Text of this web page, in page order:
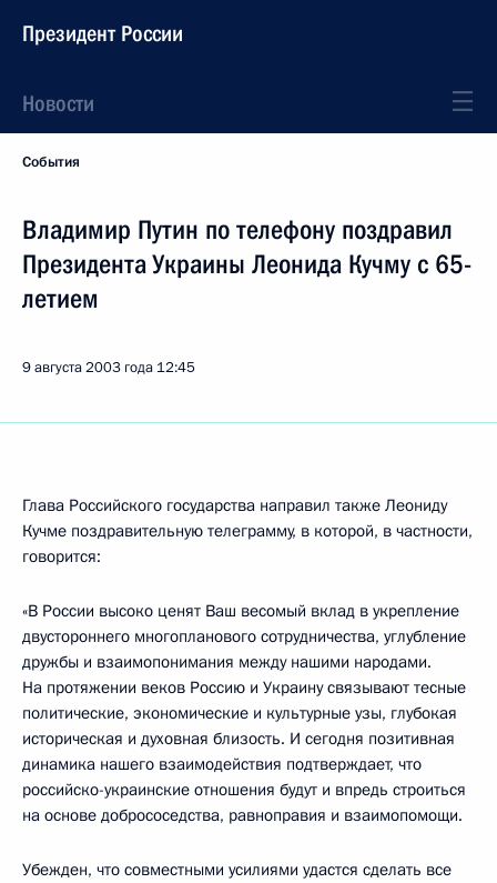
Президент России
Новости
События
Владимир Путин по телефону поздравил
Президента Украины Леонида Кучму с 65-
летием
9 августа 2003 года 12:45
Глава Российского государства направил также Леониду
Кучме поздравительную телеграмму, в которой, в частности,
говорится:
«В России высоко ценят Ваш весомый вклад в укрепление
двустороннего многопланового сотрудничества, углубление
дружбы и взаимопонимания между нашими народами.
На протяжении веков Россию и Украину связывают тесные
политические, экономические и культурные узы, глубокая
историческая и духовная близость. И сегодня позитивная
динамика нашего взаимодействия подтверждает, что
российско-украинские отношения будут и впредь строиться
на основе добрососедства, равноправия и взаимопомощи.
Убежден, что совместными усилиями удастся сделать все